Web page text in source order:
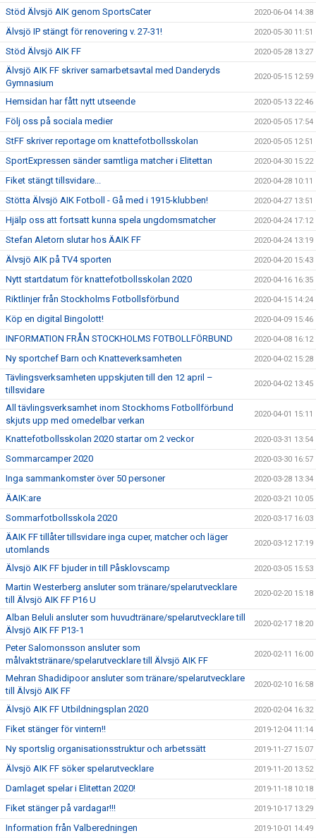
Stöd Älvsjö AIK genom SportsCater 2020-06-04 14:38
Älvsjö IP stängt för renovering v. 27-31! 2020-05-30 11:51
Stöd Älvsjö AIK FF 2020-05-28 13:27
Älvsjö AIK FF skriver samarbetsavtal med Danderyds
Gymnasium
2020-05-15 12:59
Hemsidan har fått nytt utseende 2020-05-13 22:46
Följ oss på sociala medier 2020-05-05 17:54
StFF skriver reportage om knattefotbollsskolan 2020-05-05 12:51
SportExpressen sänder samtliga matcher i Elitettan 2020-04-30 15:22
Fiket stängt tillsvidare... 2020-04-28 10:11
Stötta Älvsjö AIK Fotboll - Gå med i 1915-klubben! 2020-04-27 13:51
Hjälp oss att fortsatt kunna spela ungdomsmatcher 2020-04-24 17:12
Stefan Aletorn slutar hos ÄAIK FF 2020-04-24 13:19
Älvsjö AIK på TV4 sporten 2020-04-20 15:43
Nytt startdatum för knattefotbollsskolan 2020 2020-04-16 16:35
Riktlinjer från Stockholms Fotbollsförbund 2020-04-15 14:24
Köp en digital Bingolott! 2020-04-09 15:46
INFORMATION FRÅN STOCKHOLMS FOTBOLLFÖRBUND 2020-04-08 16:12
Ny sportchef Barn och Knatteverksamheten 2020-04-02 15:28
Tävlingsverksamheten uppskjuten till den 12 april –
tillsvidare
2020-04-02 13:45
All tävlingsverksamhet inom Stockhoms Fotbollförbund
skjuts upp med omedelbar verkan
2020-04-01 15:11
Knattefotbollsskolan 2020 startar om 2 veckor 2020-03-31 13:54
Sommarcamper 2020 2020-03-30 16:57
Inga sammankomster över 50 personer 2020-03-28 13:34
ÄAIK:are 2020-03-21 10:05
Sommarfotbollsskola 2020 2020-03-17 16:03
ÄAIK FF tillåter tillsvidare inga cuper, matcher och läger
utomlands
2020-03-12 17:19
Älvsjö AIK FF bjuder in till Påsklovscamp 2020-03-05 15:53
Martin Westerberg ansluter som tränare/spelarutvecklare
till Älvsjö AIK FF P16 U
2020-02-20 15:18
Alban Beluli ansluter som huvudtränare/spelarutvecklare till
Älvsjö AIK FF P13-1
2020-02-17 18:20
Peter Salomonsson ansluter som
målvaktstränare/spelarutvecklare till Älvsjö AIK FF
2020-02-11 16:00
Mehran Shadidipoor ansluter som tränare/spelarutvecklare
till Älvsjö AIK FF
2020-02-10 16:58
Älvsjö AIK FF Utbildningsplan 2020 2020-02-04 16:32
Fiket stänger för vintern!! 2019-12-04 11:14
Ny sportslig organisationsstruktur och arbetssätt 2019-11-27 15:07
Älvsjö AIK FF söker spelarutvecklare 2019-11-20 13:52
Damlaget spelar i Elitettan 2020! 2019-11-18 10:18
Fiket stänger på vardagar!!! 2019-10-17 13:29
Information från Valberedningen 2019-10-01 14:49